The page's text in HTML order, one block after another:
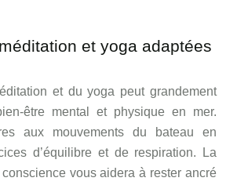
et yoga adaptées
et du yoga peut grandement
être mental et physique en mer.
aux mouvements du bateau en
d’équilibre et de respiration. La
vous aidera à rester ancré